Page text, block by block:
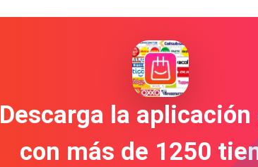
Descarga la
con más de 1250